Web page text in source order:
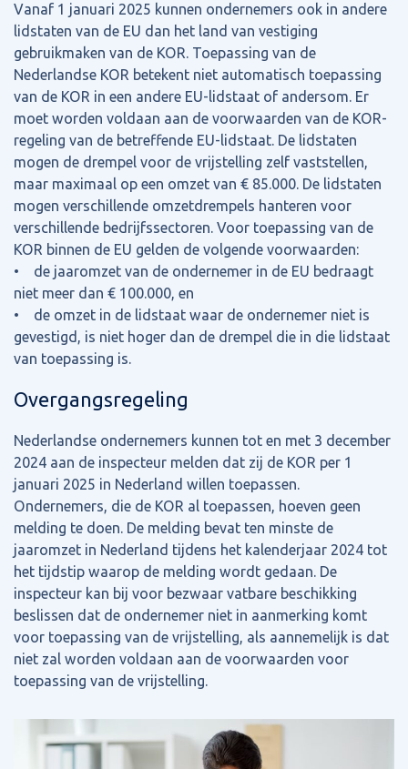
Vanaf 1 januari 2025 kunnen ondernemers ook in andere
lidstaten van de EU dan het land van vestiging
gebruikmaken van de KOR. Toepassing van de
Nederlandse KOR betekent niet automatisch toepassing
van de KOR in een andere EU-lidstaat of andersom. Er
moet worden voldaan aan de voorwaarden van de KOR-
regeling van de betreffende EU-lidstaat. De lidstaten
mogen de drempel voor de vrijstelling zelf vaststellen,
maar maximaal op een omzet van € 85.000. De lidstaten
mogen verschillende omzetdrempels hanteren voor
verschillende bedrijfssectoren. Voor toepassing van de
KOR binnen de EU gelden de volgende voorwaarden:
• de jaaromzet van de ondernemer in de EU bedraagt
niet meer dan € 100.000, en
• de omzet in de lidstaat waar de ondernemer niet is
gevestigd, is niet hoger dan de drempel die in die lidstaat
van toepassing is.
Overgangsregeling
Nederlandse ondernemers kunnen tot en met 3 december
2024 aan de inspecteur melden dat zij de KOR per 1
januari 2025 in Nederland willen toepassen.
Ondernemers, die de KOR al toepassen, hoeven geen
melding te doen. De melding bevat ten minste de
jaaromzet in Nederland tijdens het kalenderjaar 2024 tot
het tijdstip waarop de melding wordt gedaan. De
inspecteur kan bij voor bezwaar vatbare beschikking
beslissen dat de ondernemer niet in aanmerking komt
voor toepassing van de vrijstelling, als aannemelijk is dat
niet zal worden voldaan aan de voorwaarden voor
toepassing van de vrijstelling.